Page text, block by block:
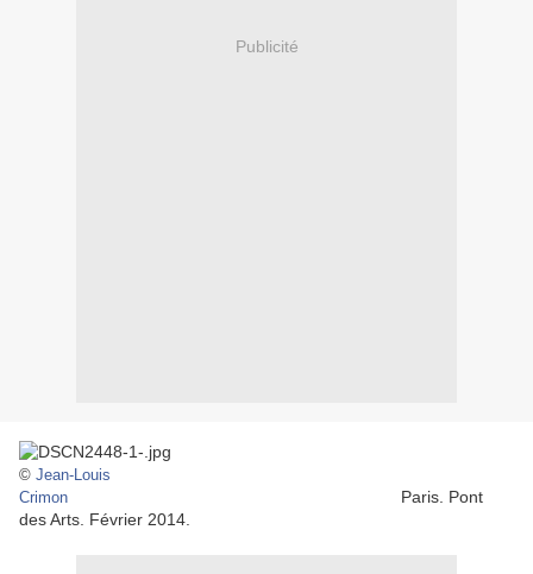
Publicité
© Jean-Louis
Crimon Paris. Pont
des Arts. Février 2014.